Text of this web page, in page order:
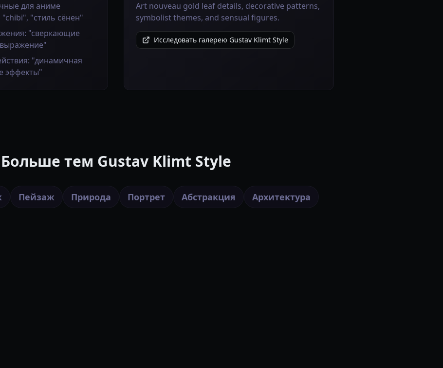
для аниме
"стиль сёнен"
"сверкающие
"динамичная
эффекты"
Art nouveau gold leaf details, decorative patterns,
symbolist themes, and sensual figures.
Исследовать галерею Gustav Klimt Style
Больше тем Gustav Klimt Style
Пейзаж Природа Портрет Абстракция Архитектура